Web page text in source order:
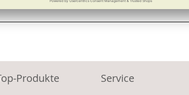
Merken Vergleichen
Produkte Service